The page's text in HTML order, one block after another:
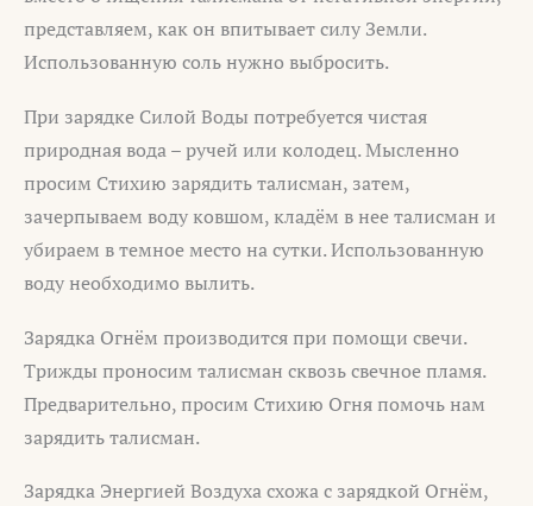
представляем, как он впитывает силу Земли.
Использованную соль нужно выбросить.
При зарядке Силой Воды потребуется чистая
природная вода – ручей или колодец. Мысленно
просим Стихию зарядить талисман, затем,
зачерпываем воду ковшом, кладём в нее талисман и
убираем в темное место на сутки. Использованную
воду необходимо вылить.
Зарядка Огнём производится при помощи свечи.
Трижды проносим талисман сквозь свечное пламя.
Предварительно, просим Стихию Огня помочь нам
зарядить талисман.
Зарядка Энергией Воздуха схожа с зарядкой Огнём,